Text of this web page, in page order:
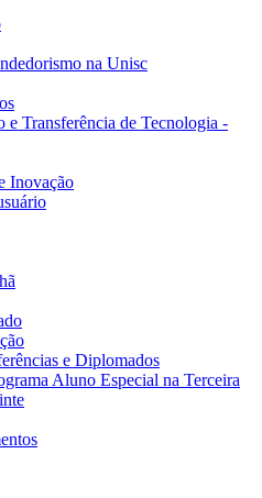
na Unisc
e Transferência de Tecnologia -
Inovação
e Diplomados
Aluno Especial na Terceira